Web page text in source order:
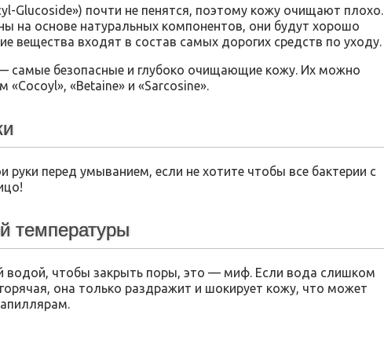
Glucoside») почти не пенятся, поэтому кожу очищают плохо.
на основе натуральных компонентов, они будут хорошо
вещества входят в состав самых дорогих средств по уходу.
самые безопасные и глубоко очищающие кожу. Их можно
«Betaine» и «Sarcosine».
руки перед умыванием, если не хотите чтобы все бактерии с
температуры
водой, чтобы закрыть поры, это — миф. Если вода слишком
она только раздражит и шокирует кожу, что может